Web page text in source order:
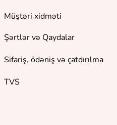
Müştəri xidməti
Şərtlər və Qaydalar
Sifariş, ödəniş və çatdırılma
TVS